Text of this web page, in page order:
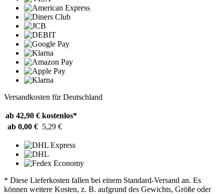
Versandkosten für Deutschland
ab 42,90 € kostenlos*
ab 0,00 € 5,29 €
* Diese Lieferkosten fallen bei einem Standard-Versand an. Es
können weitere Kosten, z. B. aufgrund des Gewichts, Größe oder